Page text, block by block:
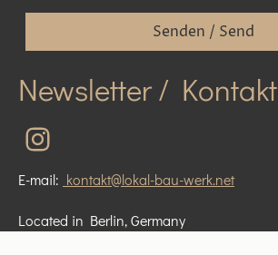
Senden / Send
Newsletter / Kontakt
E-mail: kontakt@lokal-bau-werk.net
Located in Berlin, Germany